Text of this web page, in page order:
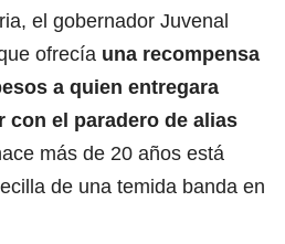
el gobernador Juvenal
ofrecía una recompensa
a quien entregara
con el paradero de alias
más de 20 años está
de una temida banda en